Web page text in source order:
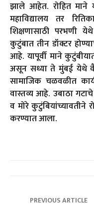
झाले आहेत. रोहित माने
महाविद्यालय तर
शिक्षणासाठी परभणी
कुटुंबात तीन डॉक्टर
आहे. यापूर्वी माने
असून सध्या ते मुंबई येथे
सामाजिक चळवळीत
वास्तव्य आहे. उबाठा
व मोरे कुटुंबियांच्यावतीने
करण्यात आला.
PREVIOUS ARTICLE